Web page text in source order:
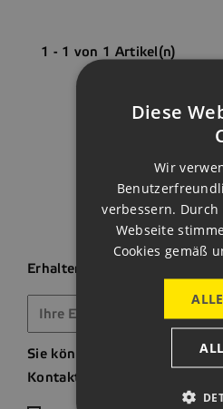
1 - 1 von 1 Artikel(n)
Erhalten Sie unsere
Sie können Ihr
Kontaktinformationen finden
Diese
Wir
verbessern.
Webseite
Cookies gemäß